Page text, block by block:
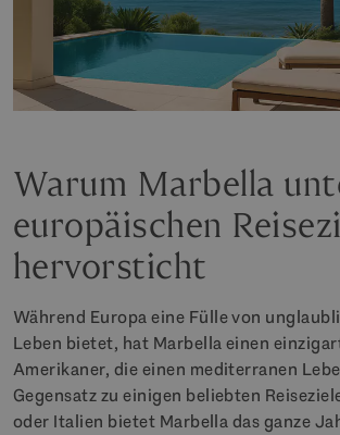
Warum Marbella
europäischen
hervorsticht
Während Europa eine Fülle von
Leben bietet, hat Marbella einen
Amerikaner, die einen mediterranen
Gegensatz zu einigen beliebten
oder Italien bietet Marbella das ganze